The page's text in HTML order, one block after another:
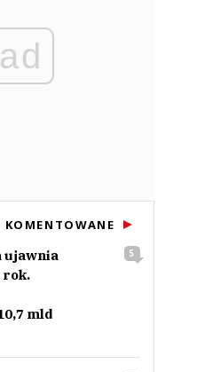
ad
KOMENTOWANE
ujawnia
rok.
mld
5